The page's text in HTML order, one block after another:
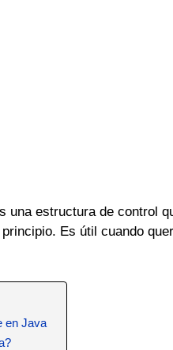
una estructura de control
Es útil cuando
en Java